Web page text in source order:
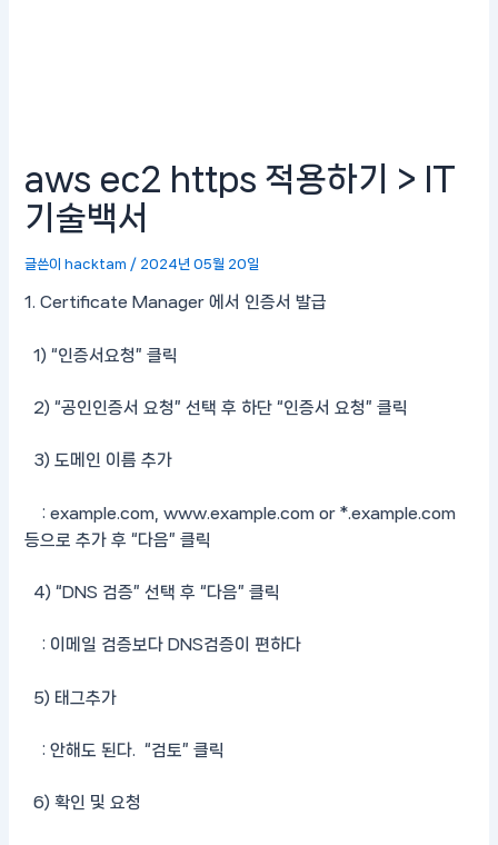
aws ec2 https 적용하기 > IT
기술백서
글쓴이hacktam / 2024년 05월 20일
1. Certificate Manager 에서 인증서 발급
1) “인증서요청” 클릭
2) “공인인증서 요청” 선택 후 하단 “인증서 요청” 클릭
3) 도메인 이름 추가
: example.com, www.example.com or *.example.com
등으로 추가 후 “다음” 클릭
4) “DNS 검증” 선택 후 “다음” 클릭
: 이메일 검증보다 DNS검증이 편하다
5) 태그추가
: 안해도 된다. “검토” 클릭
6) 확인 및 요청